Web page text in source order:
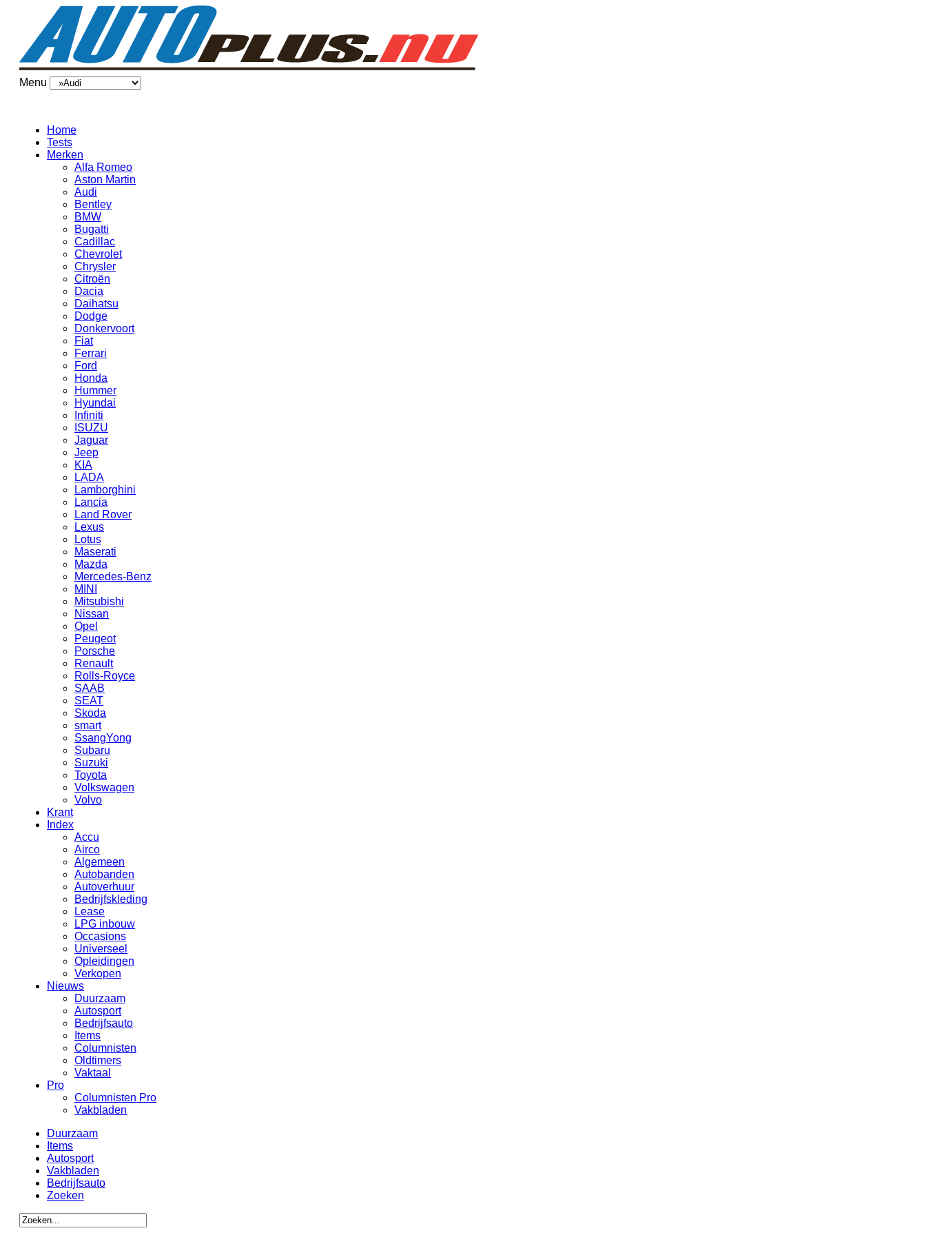
Menu
Home
Tests
Merken
Alfa Romeo
Aston Martin
Audi
Bentley
BMW
Bugatti
Cadillac
Chevrolet
Chrysler
Citroën
Dacia
Daihatsu
Dodge
Donkervoort
Fiat
Ferrari
Ford
Honda
Hummer
Hyundai
Infiniti
ISUZU
Jaguar
Jeep
KIA
LADA
Lamborghini
Lancia
Land Rover
Lexus
Lotus
Maserati
Mazda
Mercedes-Benz
MINI
Mitsubishi
Nissan
Opel
Peugeot
Porsche
Renault
Rolls-Royce
SAAB
SEAT
Skoda
smart
SsangYong
Subaru
Suzuki
Toyota
Volkswagen
Volvo
Krant
Index
Accu
Airco
Algemeen
Autobanden
Autoverhuur
Bedrijfskleding
Lease
LPG inbouw
Occasions
Universeel
Opleidingen
Verkopen
Nieuws
Duurzaam
Autosport
Bedrijfsauto
Items
Columnisten
Oldtimers
Vaktaal
Pro
Columnisten Pro
Vakbladen
Duurzaam
Items
Autosport
Vakbladen
Bedrijfsauto
Zoeken